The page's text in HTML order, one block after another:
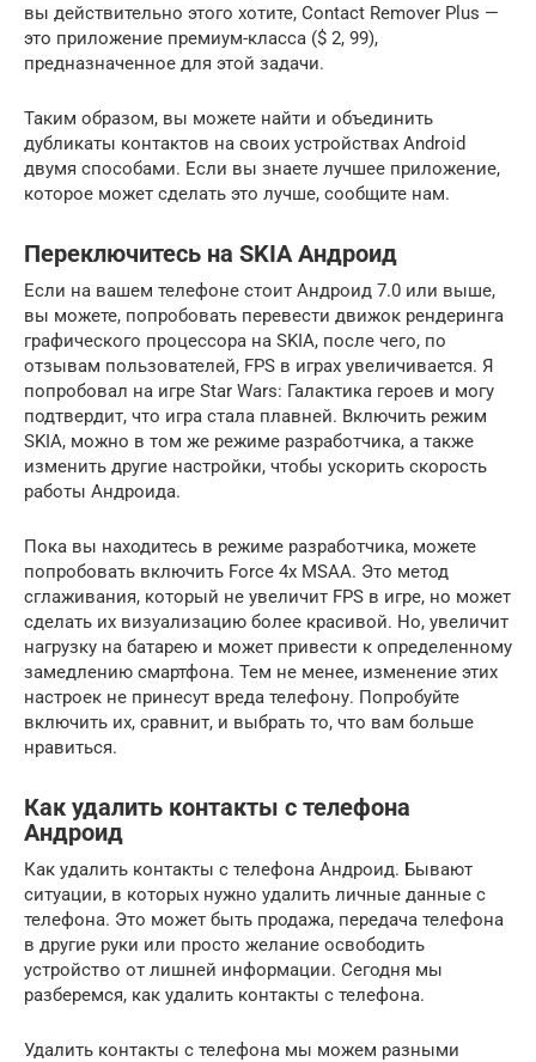
вы действительно этого хотите, Contact Remover Plus —
это приложение премиум-класса ($ 2, 99),
предназначенное для этой задачи.
Таким образом, вы можете найти и объединить
дубликаты контактов на своих устройствах Android
двумя способами. Если вы знаете лучшее приложение,
которое может сделать это лучше, сообщите нам.
Переключитесь на SKIA Андроид
Если на вашем телефоне стоит Андроид 7.0 или выше,
вы можете, попробовать перевести движок рендеринга
графического процессора на SKIA, после чего, по
отзывам пользователей, FPS в играх увеличивается. Я
попробовал на игре Star Wars: Галактика героев и могу
подтвердит, что игра стала плавней. Включить режим
SKIA, можно в том же режиме разработчика, а также
изменить другие настройки, чтобы ускорить скорость
работы Андроида.
Пока вы находитесь в режиме разработчика, можете
попробовать включить Force 4x MSAA. Это метод
сглаживания, который не увеличит FPS в игре, но может
сделать их визуализацию более красивой. Но, увеличит
нагрузку на батарею и может привести к определенному
замедлению смартфона. Тем не менее, изменение этих
настроек не принесут вреда телефону. Попробуйте
включить их, сравнит, и выбрать то, что вам больше
нравиться.
Как удалить контакты с телефона
Андроид
Как удалить контакты с телефона Андроид. Бывают
ситуации, в которых нужно удалить личные данные с
телефона. Это может быть продажа, передача телефона
в другие руки или просто желание освободить
устройство от лишней информации. Сегодня мы
разберемся, как удалить контакты с телефона.
Удалить контакты с телефона мы можем разными